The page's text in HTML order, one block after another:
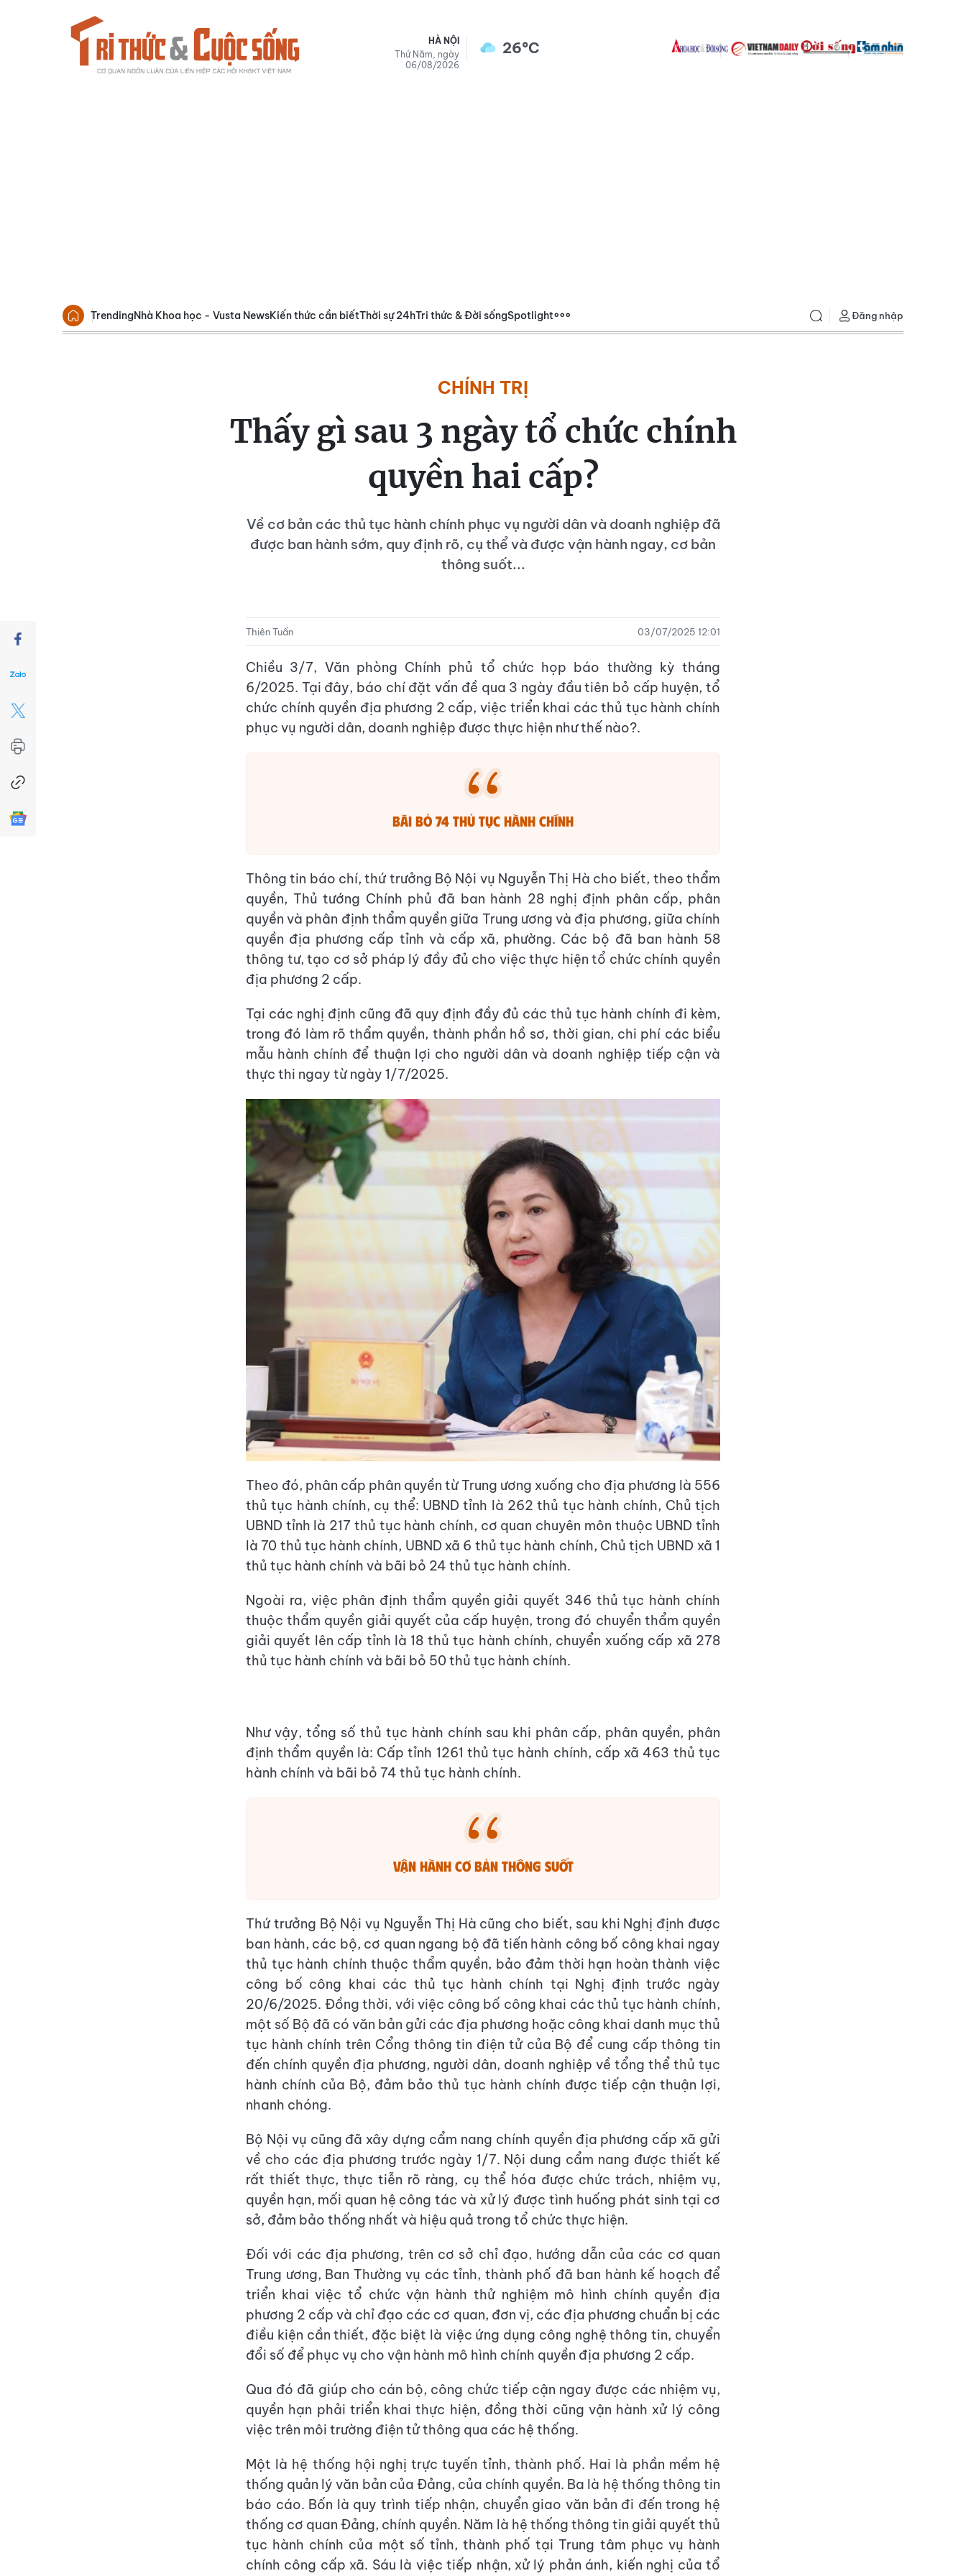
HÀ NỘI
Thứ Năm, ngày
06/08/2026
26°C
TrendingNhà Khoa học - Vusta NewsKiến thức cần biếtThời sự 24hTri thức & Đời sốngSpotlight Đăng nhập
CHÍNH TRỊ
Thấy gì sau 3 ngày tổ chức chính
quyền hai cấp?
Về cơ bản các thủ tục hành chính phục vụ người dân và doanh nghiệp đã
được ban hành sớm, quy định rõ, cụ thể và được vận hành ngay, cơ bản
thông suốt...
Thiên Tuấn 03/07/2025 12:01
Chiều 3/7, Văn phòng Chính phủ tổ chức họp báo thường kỳ tháng
6/2025. Tại đây, báo chí đặt vấn đề qua 3 ngày đầu tiên bỏ cấp huyện, tổ
chức chính quyền địa phương 2 cấp, việc triển khai các thủ tục hành chính
phục vụ người dân, doanh nghiệp được thực hiện như thế nào?.
bãi bỏ 74 thủ tục hành chính
Thông tin báo chí, thứ trưởng Bộ Nội vụ Nguyễn Thị Hà cho biết, theo thẩm
quyền, Thủ tướng Chính phủ đã ban hành 28 nghị định phân cấp, phân
quyền và phân định thẩm quyền giữa Trung ương và địa phương, giữa chính
quyền địa phương cấp tỉnh và cấp xã, phường. Các bộ đã ban hành 58
thông tư, tạo cơ sở pháp lý đầy đủ cho việc thực hiện tổ chức chính quyền
địa phương 2 cấp.
Tại các nghị định cũng đã quy định đầy đủ các thủ tục hành chính đi kèm,
trong đó làm rõ thẩm quyền, thành phần hồ sơ, thời gian, chi phí các biểu
mẫu hành chính để thuận lợi cho người dân và doanh nghiệp tiếp cận và
thực thi ngay từ ngày 1/7/2025.
Theo đó, phân cấp phân quyền từ Trung ương xuống cho địa phương là 556
thủ tục hành chính, cụ thể: UBND tỉnh là 262 thủ tục hành chính, Chủ tịch
UBND tỉnh là 217 thủ tục hành chính, cơ quan chuyên môn thuộc UBND tỉnh
là 70 thủ tục hành chính, UBND xã 6 thủ tục hành chính, Chủ tịch UBND xã 1
thủ tục hành chính và bãi bỏ 24 thủ tục hành chính.
Ngoài ra, việc phân định thẩm quyền giải quyết 346 thủ tục hành chính
thuộc thẩm quyền giải quyết của cấp huyện, trong đó chuyển thẩm quyền
giải quyết lên cấp tỉnh là 18 thủ tục hành chính, chuyển xuống cấp xã 278
thủ tục hành chính và bãi bỏ 50 thủ tục hành chính.
Như vậy, tổng số thủ tục hành chính sau khi phân cấp, phân quyền, phân
định thẩm quyền là: Cấp tỉnh 1261 thủ tục hành chính, cấp xã 463 thủ tục
hành chính và bãi bỏ 74 thủ tục hành chính.
vận hành cơ bản thông suốt
Thứ trưởng Bộ Nội vụ Nguyễn Thị Hà cũng cho biết, sau khi Nghị định được
ban hành, các bộ, cơ quan ngang bộ đã tiến hành công bố công khai ngay
thủ tục hành chính thuộc thẩm quyền, bảo đảm thời hạn hoàn thành việc
công bố công khai các thủ tục hành chính tại Nghị định trước ngày
20/6/2025. Đồng thời, với việc công bố công khai các thủ tục hành chính,
một số Bộ đã có văn bản gửi các địa phương hoặc công khai danh mục thủ
tục hành chính trên Cổng thông tin điện tử của Bộ để cung cấp thông tin
đến chính quyền địa phương, người dân, doanh nghiệp về tổng thể thủ tục
hành chính của Bộ, đảm bảo thủ tục hành chính được tiếp cận thuận lợi,
nhanh chóng.
Bộ Nội vụ cũng đã xây dựng cẩm nang chính quyền địa phương cấp xã gửi
về cho các địa phương trước ngày 1/7. Nội dung cẩm nang được thiết kế
rất thiết thực, thực tiễn rõ ràng, cụ thể hóa được chức trách, nhiệm vụ,
quyền hạn, mối quan hệ công tác và xử lý được tình huống phát sinh tại cơ
sở, đảm bảo thống nhất và hiệu quả trong tổ chức thực hiện.
Đối với các địa phương, trên cơ sở chỉ đạo, hướng dẫn của các cơ quan
Trung ương, Ban Thường vụ các tỉnh, thành phố đã ban hành kế hoạch để
triển khai việc tổ chức vận hành thử nghiệm mô hình chính quyền địa
phương 2 cấp và chỉ đạo các cơ quan, đơn vị, các địa phương chuẩn bị các
điều kiện cần thiết, đặc biệt là việc ứng dụng công nghệ thông tin, chuyển
đổi số để phục vụ cho vận hành mô hình chính quyền địa phương 2 cấp.
Qua đó đã giúp cho cán bộ, công chức tiếp cận ngay được các nhiệm vụ,
quyền hạn phải triển khai thực hiện, đồng thời cũng vận hành xử lý công
việc trên môi trường điện tử thông qua các hệ thống.
Một là hệ thống hội nghị trực tuyến tỉnh, thành phố. Hai là phần mềm hệ
thống quản lý văn bản của Đảng, của chính quyền. Ba là hệ thống thông tin
báo cáo. Bốn là quy trình tiếp nhận, chuyển giao văn bản đi đến trong hệ
thống cơ quan Đảng, chính quyền. Năm là hệ thống thông tin giải quyết thủ
tục hành chính của một số tỉnh, thành phố tại Trung tâm phục vụ hành
chính công cấp xã. Sáu là việc tiếp nhận, xử lý phản ánh, kiến nghị của tổ